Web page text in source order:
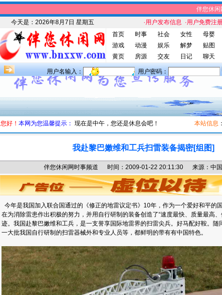
伴您休闲网
今天是： 2026年8月7日 星期五 ·用户发布信息 ·用户免费注
首页
时事 社会 女性 母婴
游戏
动漫 娱乐 解梦 贴图
黄页
房源 交友 日记 聊天
用户名输入： 用户密码：
您好！ 本网为您温馨提示： 现在是中午，您还是休息会吧！ 本站信息：伴
我赴黎巴嫩维和工兵扫雷装备揭密[组图]
伴您休闲网时事频道 时间：2009-01-22 20:11:30 来源：中
今年是我国加入联合国通过的《修正的地雷议定书》10年，作为一个爱好和平的
在为消除雷患作出积极的努力，并用自行研制的装备创造了“速度最快、质量最高
迹。我国赴黎巴嫩维和工兵，是一支誉享国际地雷界的扫雷尖兵。好马配好鞍。随
一大批我国自行研制的扫雷器械外和专业人员等，都鲜明的带有有中国特色。